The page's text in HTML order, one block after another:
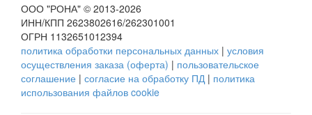
ООО "РОНА" © 2013-2026
ИНН/КПП 2623802616/262301001
ОГРН 1132651012394
политика обработки персональных данных | условия
осуществления заказа (оферта) | пользовательское
соглашение | согласие на обработку ПД | политика
использования файлов cookie